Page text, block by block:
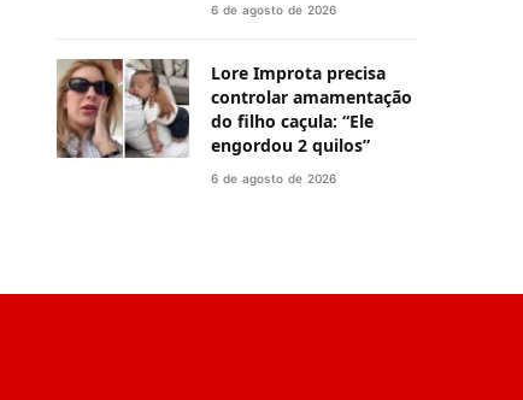
6 de agosto de 2026
Lore Improta precisa
controlar amamentação
do filho caçula: “Ele
engordou 2 quilos”
6 de agosto de 2026